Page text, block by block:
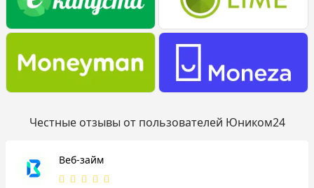
Честные отзывы от пользователей Юником24
Веб-займ